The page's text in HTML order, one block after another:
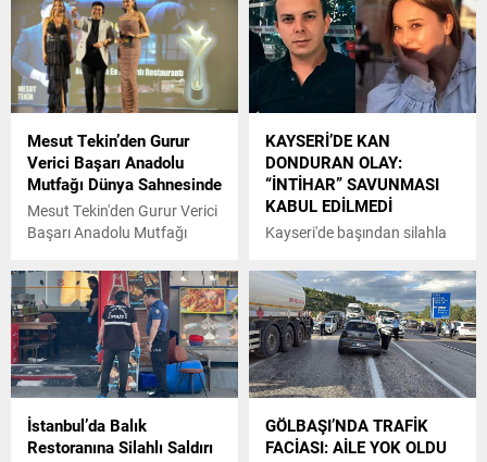
şüphelinin tutuklandığı
'cinsel istismar' soruşturması
kapsamında çocuğun annesi
T.Ö. de 'Aile yükümlülüğünü
ihlal' ve 'Suç delillerini gizleme
ve yok etme' suçlamasıyla
tutuklandı.
Mesut Tekin’den Gurur
Verici Başarı Anadolu
Mutfağı Dünya Sahnesinde
Mesut Tekin'den Gurur Verici
Başarı Anadolu Mutfağı
KAYSERİ’DE KAN
DONDURAN OLAY:
“İNTİHAR” SAVUNMASI
KABUL EDİLMEDİ
Kayseri'de başından silahla
(17) ölümüne ilişkin davada
tutuklu yargılanan sevgilisi
Fehmi Demirkollu (27)
hakkında ağırlaştırılmış
müebbet hapis cezası
istendi.
İstanbul’da Balık
Restoranına Silahlı Saldırı
GÖLBAŞI’NDA TRAFİK
FACİASI: AİLE YOK OLDU